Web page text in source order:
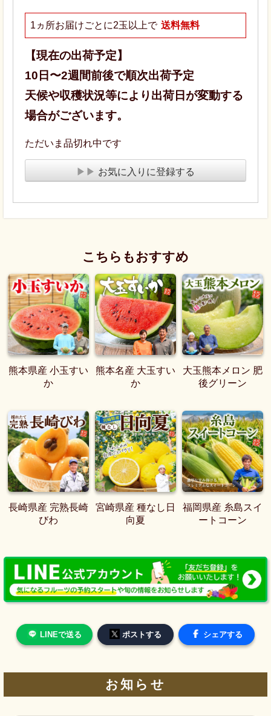
1ヵ所お届けごとに2玉以上で 送料無料
【現在の出荷予定】
10日〜2週間前後で順次出荷予定
天候や収穫状況等により出荷日が変動する
場合がございます。
ただいま品切れ中です
▶▶ お気に入りに登録する
こちらもおすすめ
熊本県産 小玉すい
か
熊本名産 大玉すい
か
大玉熊本メロン 肥
後グリーン
長崎県産 完熟長崎
びわ
宮崎県産 種なし日
向夏
福岡県産 糸島スイ
ートコーン
LINEで送る ポストする シェアする
お知らせ